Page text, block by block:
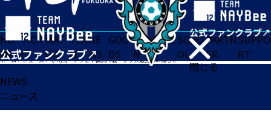
閉じる
HO
ME
TICK
ET
MAT
CH
TEA
M
NE
WS
GOO
DS
FA
N
ACADE
MY
SCHO
OL
PARTN
ER
SUPPO
RT
ホーム>ニュース>4/7(日) アウェイ横浜FC戦 グッズ販売のお知らせ
NEWS
ニュース